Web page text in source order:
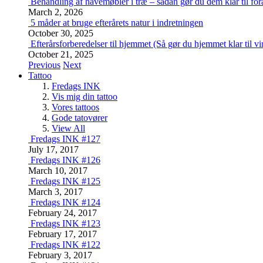
March 2, 2026
5 måder at bruge efterårets natur i indretningen
October 30, 2025
Efterårsforberedelser til hjemmet (Så gør du hjemmet klar til
October 21, 2025
Previous Next
Tattoo
Fredags INK
Vis mig din tattoo
Vores tattoos
Gode tatovører
View All
Fredags INK #127
July 17, 2017
Fredags INK #126
March 10, 2017
Fredags INK #125
March 3, 2017
Fredags INK #124
February 24, 2017
Fredags INK #123
February 17, 2017
Fredags INK #122
February 3, 2017